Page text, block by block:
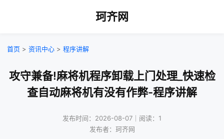
珂齐网
首页 > 资讯中心 > 程序讲解
攻守兼备!麻将机程序卸载上门处理_快速检
查自动麻将机有没有作弊-程序讲解
发布时间：2026-08-07｜阅读：1
发布者：珂齐网